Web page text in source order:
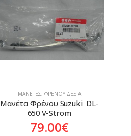
ΜΑΝΈΤΕΣ, ΦΡΈΝΟΥ ΔΕΞΙΆ
Μανέτα Φρένου Suzuki  DL-
650 V-Strom
79.00€